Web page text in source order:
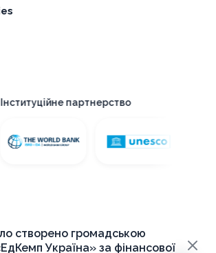
партнерство
створено громадською
Україна» за фінансової
×